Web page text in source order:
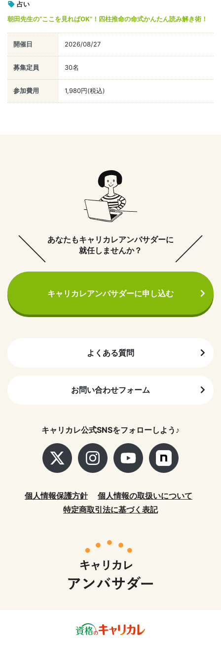
占い
朝田先生の“ここを見ればOK”！四柱推命の命式かんたん読み解き術！
開催日 2026/08/27
募集定員 30名
参加費用 1,980円(税込)
あなたもキャリカレアンバサダーに
就任しませんか？
キャリカレアンバサダーに申し込む
よくある質問
お問い合わせフォーム
キャリカレ公式SNSをフォローしよう♪
個人情報保護方針
個人情報の取扱いについて
特定商取引法に基づく表記